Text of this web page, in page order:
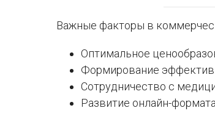
Важные факторы в
Оптимальное
Формирование
Сотрудничество с
Развитие онлайн-